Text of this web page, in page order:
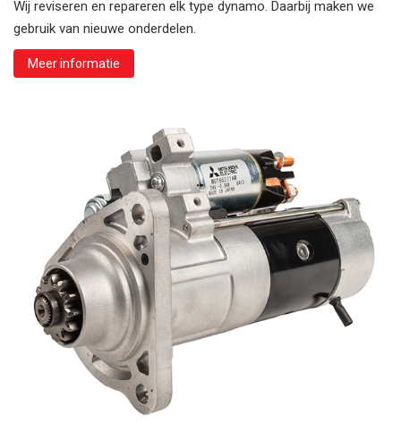
Wij reviseren en repareren elk type dynamo. Daarbij maken we
gebruik van nieuwe onderdelen.
Meer informatie